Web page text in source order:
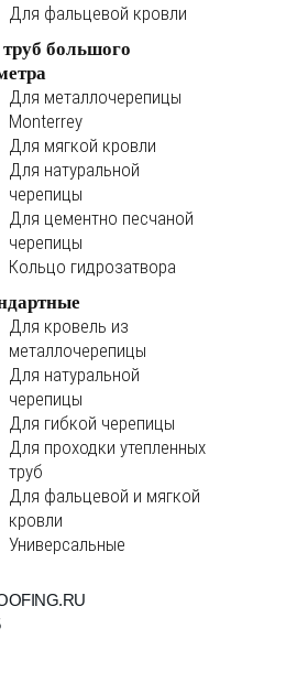
Для фальцевой кровли
большого
Для металлочерепицы
Monterrey
Для мягкой кровли
Для натуральной
черепицы
Для цементно песчаной
черепицы
Кольцо гидрозатвора
Для кровель из
металлочерепицы
Для натуральной
черепицы
Для гибкой черепицы
Для проходки утепленных
труб
Для фальцевой и мягкой
кровли
Универсальные